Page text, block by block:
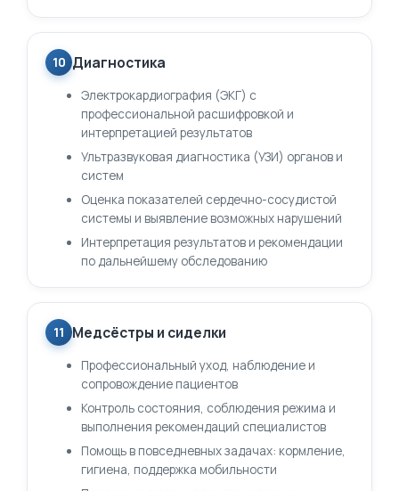
10 Диагностика
Электрокардиография (ЭКГ) с
профессиональной расшифровкой и
интерпретацией результатов
Ультразвуковая диагностика (УЗИ) органов и
систем
Оценка показателей сердечно-сосудистой
системы и выявление возможных нарушений
Интерпретация результатов и рекомендации
по дальнейшему обследованию
11 Медсёстры и сиделки
Профессиональный уход, наблюдение и
сопровождение пациентов
Контроль состояния, соблюдения режима и
выполнения рекомендаций специалистов
Помощь в повседневных задачах: кормление,
гигиена, поддержка мобильности